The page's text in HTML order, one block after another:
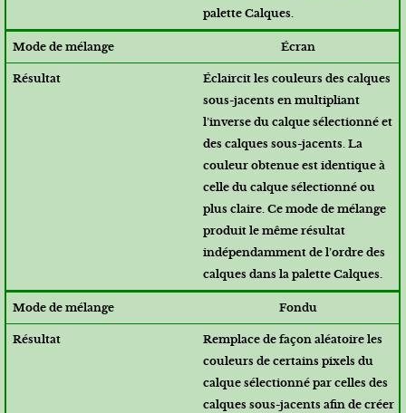
palette Calques.
Écran
Éclaircit les couleurs des calques
sous-jacents en multipliant
l’inverse du calque sélectionné et
des calques sous-jacents. La
couleur obtenue est identique à
celle du calque sélectionné ou
plus claire. Ce mode de mélange
produit le même résultat
indépendamment de l’ordre des
calques dans la palette Calques.
Fondu
Remplace de façon aléatoire les
couleurs de certains pixels du
calque sélectionné par celles des
calques sous-jacents afin de créer